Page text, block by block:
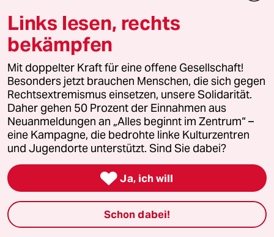
Soweit mal
&
“ Ich will hier weder „die Gesellschaft“ noch
„die Politik“ dafür anklagen, dass sie es nicht
draufhat, denn das ist ja offensichtlich. Die
Frage ist: Warum nicht?“
Who knows?
Willi Müller alias Jupp Schmitz
@Lowandorder:
Links lesen, rechts
bekämpfen
Mit doppelter Kraft für eine offene Gesellschaft!
Besonders jetzt brauchen Menschen, die sich gegen
Rechtsextremismus einsetzen, unsere Solidarität.
Daher gehen 50 Prozent der Einnahmen aus
Neuanmeldungen an „Alles beginnt im Zentrum“ –
eine Kampagne, die bedrohte linke Kulturzentren
und Jugendorte unterstützt. Sind Sie dabei?
 Ja, ich will
Schon dabei!